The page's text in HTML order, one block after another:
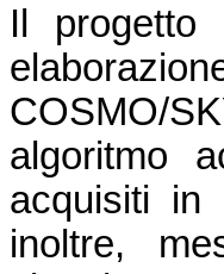
Il progetto
COSMO/
algoritmo
acquisiti in
inoltre,